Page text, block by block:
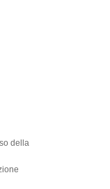
della